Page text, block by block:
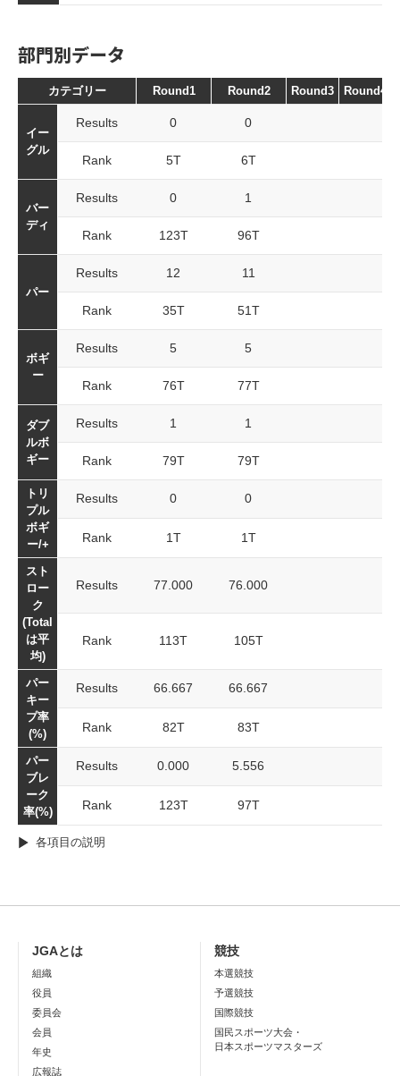
部門別データ
カテゴリー Round1 Round2 Round3 Round4
イー
グル
Results 0 0
Rank 5T 6T
バー
ディ
Results 0 1
Rank 123T 96T
パー
Results 12 11
Rank 35T 51T
ボギ
ー
Results 5 5
Rank 76T 77T
ダブ
ルボ
ギー
Results 1 1
Rank 79T 79T
トリ
プル
ボギ
ー/+
Results 0 0
Rank 1T 1T
スト
ロー
ク
(Total
は平
均)
Results 77.000 76.000
Rank 113T 105T
パー
キー
プ率
(%)
Results 66.667 66.667
Rank 82T 83T
パー
ブレ
ーク
率(%)
Results 0.000 5.556
Rank 123T 97T
各項目の説明
JGAとは
組織
役員
委員会
会員
年史
広報誌
競技
本選競技
予選競技
国際競技
国民スポーツ大会・
日本スポーツマスターズ